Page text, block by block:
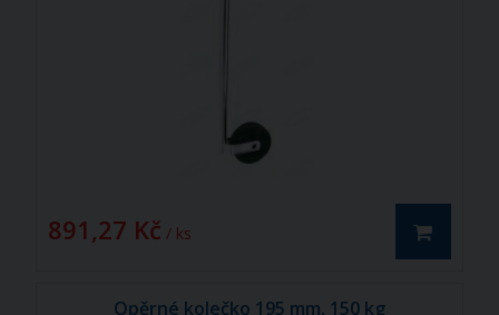
891,27 Kč / ks
Opěrné kolečko 195 mm, 150 kg